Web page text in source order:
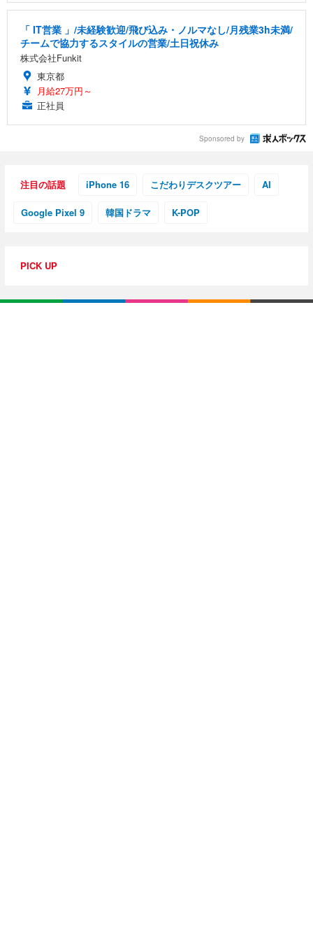
「 IT営業 」/未経験歓迎/飛び込み・ノルマなし/月残業3h未満/
チームで協力するスタイルの営業/土日祝休み
株式会社Funkit
東京都
月給27万円～
正社員
Sponsored by
注目の話題 iPhone 16 こだわりデスクツアー AI
Google Pixel 9 韓国ドラマ K-POP
PICK UP